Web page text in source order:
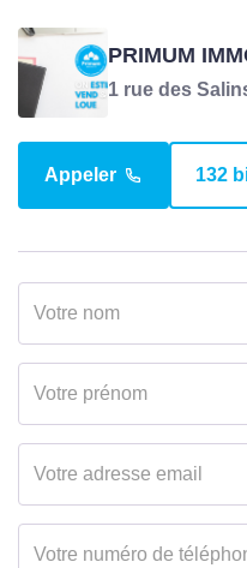
PRIMUM
1 rue des
Appeler 132